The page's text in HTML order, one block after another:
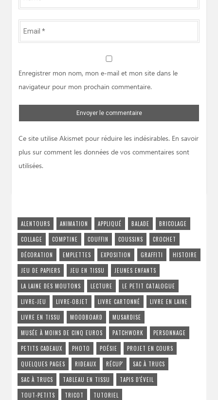
*
Email
*
Enregistrer mon nom, mon e-mail et mon site dans le
navigateur pour mon prochain commentaire.
Ce site utilise Akismet pour réduire les indésirables. En savoir
plus sur comment les données de vos commentaires sont
utilisées.
ALENTOURS ANIMATION APPLIQUÉ BALADE
BRICOLAGE
COLLAGE
COMPTINE COUFFIN COUSSINS
CROCHET
DÉCORATION
EMPLETTES EXPOSITION GRAFFITI
HISTOIRE
JEU DE PAPIERS
JEU EN TISSU
JEUNES ENFANTS
LA LAINE DES MOUTONS
LECTURE
LE PETIT CATALOGUE
LIVRE-JEU
LIVRE-OBJET LIVRE CARTONNÉ
LIVRE EN LAINE
LIVRE EN TISSU
MOODBOARD
MUSARDISE
MUSÉE À MOINS DE CINQ EUROS
PATCHWORK
PERSONNAGE
PETITS CADEAUX
PHOTO POÉSIE
PROJET EN COURS
QUELQUES PAGES
RIDEAUX RÉCUP'
SAC À TRUCS
SAC À TRUCS
TABLEAU EN TISSU
TAPIS D'ÉVEIL
TOUT-PETITS
TRICOT TUTORIEL